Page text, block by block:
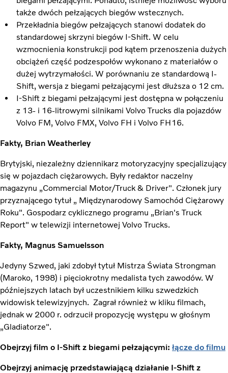
także dwóch pełzających biegów wstecznych.
Przekładnia biegów pełzających stanowi dodatek do
standardowej skrzyni biegów I-Shift. W celu
wzmocnienia konstrukcji pod kątem przenoszenia dużych
obciążeń część podzespołów wykonano z materiałów o
dużej wytrzymałości. W porównaniu ze standardową I-
Shift, wersja z biegami pełzającymi jest dłuższa o 12 cm.
I-Shift z biegami pełzającymi jest dostępna w połączeniu
z 13- i 16-litrowymi silnikami Volvo Trucks dla pojazdów
Volvo FM, Volvo FMX, Volvo FH i Volvo FH16.
Fakty, Brian Weatherley
Brytyjski, niezależny dziennikarz motoryzacyjny specjalizujący
się w pojazdach ciężarowych. Były redaktor naczelny
magazynu „Commercial Motor/Truck & Driver". Członek jury
przyznającego tytuł „ Międzynarodowy Samochód Ciężarowy
Roku". Gospodarz cyklicznego programu „Brian's Truck
Report" w telewizji internetowej Volvo Trucks.
Fakty, Magnus Samuelsson
Jedyny Szwed, jaki zdobył tytuł Mistrza Świata Strongman
(Maroko, 1998) i pięciokrotny medalista tych zawodów. W
późniejszych latach był uczestnikiem kilku szwedzkich
widowisk telewizyjnych. Zagrał również w kliku filmach,
jednak w 2000 r. odrzucił propozycję występu w głośnym
„Gladiatorze".
Obejrzyj film o I-Shift z biegami pełzającymi: łącze do filmu
Obejrzyj animację przedstawiającą działanie I-Shift z